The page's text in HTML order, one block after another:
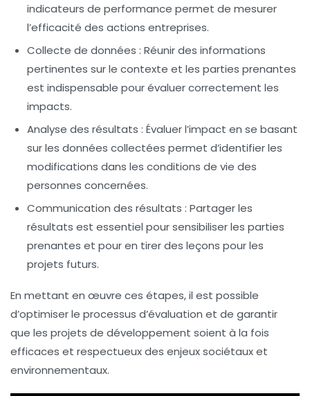
indicateurs de performance permet de mesurer
l’efficacité des actions entreprises.
Collecte de données : Réunir des informations
pertinentes sur le contexte et les parties prenantes
est indispensable pour évaluer correctement les
impacts.
Analyse des résultats : Évaluer l’impact en se basant
sur les données collectées permet d’identifier les
modifications dans les conditions de vie des
personnes concernées.
Communication des résultats : Partager les
résultats est essentiel pour sensibiliser les parties
prenantes et pour en tirer des leçons pour les
projets futurs.
En mettant en œuvre ces étapes, il est possible
d’optimiser le processus d’évaluation et de garantir
que les projets de développement soient à la fois
efficaces et respectueux des enjeuxsociétauxet
environnementaux.